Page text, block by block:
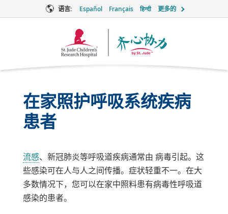
语言: Español Français हिन्दी 更多的
Together
在家照护呼吸系统疾病
患者
流感、新冠肺炎等呼吸道疾病通常由 病毒引起。这
些感染可在人与人之间传播。症状轻重不一。在大
多数情况下，您可以在家中照料患有病毒性呼吸道
感染的患者。